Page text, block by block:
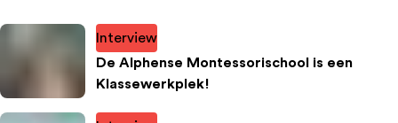
Interview
De Alphense Montessorischool is een
Klassewerkplek!